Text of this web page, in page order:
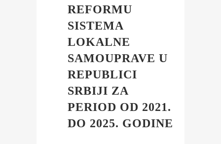
REFORMU
SISTEMA
LOKALNE
SAMOUPRAVE U
REPUBLICI
SRBIJI ZA
PERIOD OD 2021.
DO 2025. GODINE